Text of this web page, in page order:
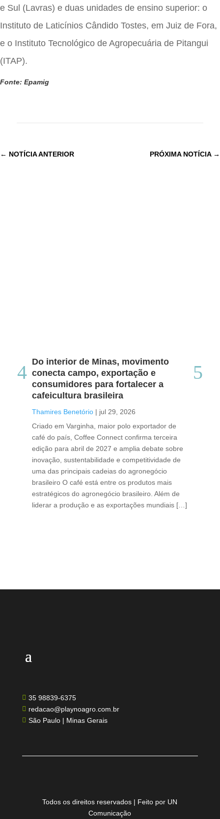
e Sul (Lavras) e duas unidades de ensino superior: o
Instituto de Laticínios Cândido Tostes, em Juiz de Fora,
e o Instituto Tecnológico de Agropecuária de Pitangui
(ITAP).
Fonte: Epamig
← NOTÍCIA ANTERIOR PRÓXIMA NOTÍCIA→
Do interior de Minas, movimento
conecta campo, exportação e
consumidores para fortalecer a
cafeicultura brasileira
Thamires Benetório | jul 29, 2026
Criado em Varginha, maior polo exportador de
café do país, Coffee Connect confirma terceira
edição para abril de 2027 e amplia debate sobre
inovação, sustentabilidade e competitividade de
uma das principais cadeias do agronegócio
brasileiro O café está entre os produtos mais
estratégicos do agronegócio brasileiro. Além de
liderar a produção e as exportações mundiais […]
 35 98839-6375
 redacao@playnoagro.com.br
 São Paulo | Minas Gerais
Todos os direitos reservados | Feito por UN
Comunicação